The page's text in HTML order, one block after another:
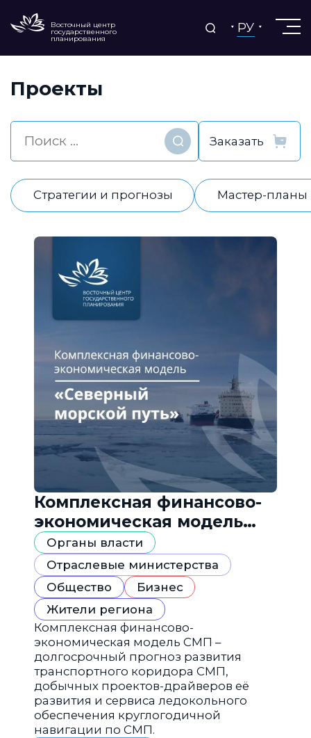
Восточный центр
государственного
планирования
РУ
Проекты
Найти
Стратегии и прогнозы Мастер-планы
Комплексная финансово-
экономическая модель
«Северный морской путь»
Органы власти
Отраслевые министерства
Общество
Бизнес
Жители региона
Комплексная финансово-
экономическая модель СМП –
долгосрочный прогноз развития
транспортного коридора СМП,
добычных проектов-драйверов её
развития и сервиса ледокольного
обеспечения круглогодичной
навигации по СМП.